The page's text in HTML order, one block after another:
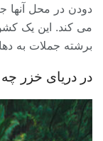
دودن در محل آنها
می کند. این یک
برشته جملات به
در دریای خزر چه